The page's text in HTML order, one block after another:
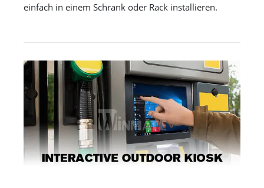
einfach in einem Schrank oder Rack installieren.